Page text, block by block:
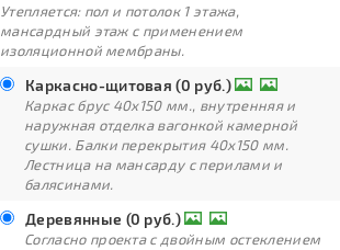
Утепляется: пол и потолок 1 этажа,
мансардный этаж с применением
изоляционной мембраны.
Каркасно-щитовая (0 руб.)
Каркас брус 40х150 мм., внутренняя и
наружная отделка вагонкой камерной
сушки. Балки перекрытия 40х150 мм.
Лестница на мансарду с перилами и
балясинами.
Деревянные (0 руб.)
Согласно проекта с двойным остеклением